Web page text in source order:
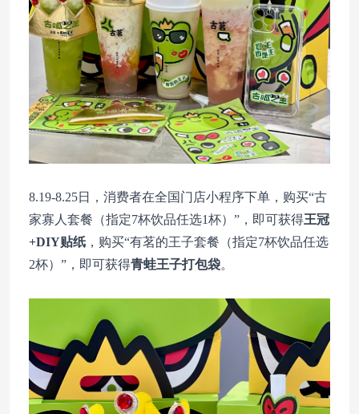
8.19-8.25日，消费者在全国门店小程序下单，购买“古
家寡人套餐（指定7杯饮品任选1杯）”，即可获得王冠
+DIY贴纸 ，购买“有茗的王子套餐（指定7杯饮品任选
2杯）”，即可获得青蛙王子打包袋。